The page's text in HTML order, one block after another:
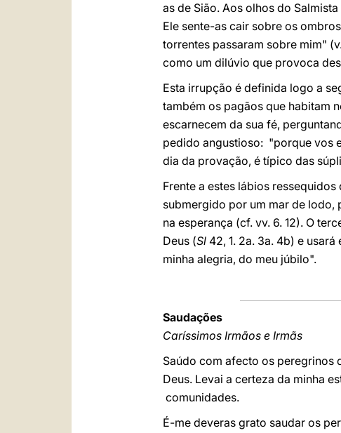
as de Sião. Aos olhos do
Ele sente-as cair sobre os
torrentes passaram sobre mim"
como um dilúvio que provoca
Esta irrupção é definida logo a
também os pagãos que habitam
escarnecem da sua fé,
pedido angustioso: "porque vos
dia da provação, é típico das
Frente a estes lábios
submergido por um mar de lodo,
na esperança (cf. vv. 6. 12). O
Deus (Sl 42, 1. 2a. 3a. 4b) e
minha alegria, do meu júbilo".
Saudações
Caríssimos Irmãos e Irmãs
Saúdo com afecto os peregrinos
Deus. Levai a certeza da minha
comunidades.
É-me deveras grato saudar os